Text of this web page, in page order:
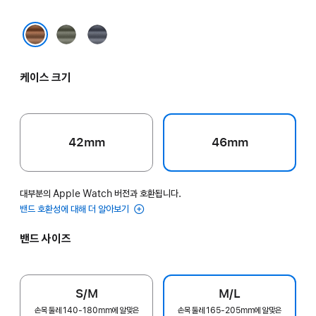
세이지
네이비
케이스 크기
42mm 46mm
대부분의 Apple Watch 버전과 호환됩니다.
밴드 호환성에 대해 더 알아보기
밴드 사이즈
S/M
손목 둘레 140-180mm에 알맞은
M/L
손목 둘레 165-205mm에 알맞은